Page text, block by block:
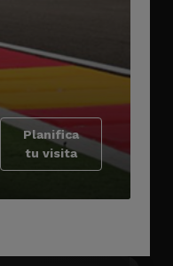
Planifica
tu visita